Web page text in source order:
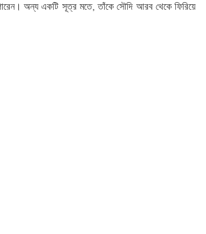
অন্য একটি সূত্র মতে, তাঁকে সৌদি আরব থেকে ফিরিয়ে